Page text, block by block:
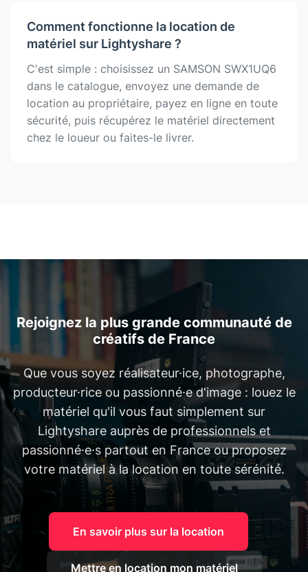
Comment fonctionne la location de
matériel sur Lightyshare ?
C'est simple : choisissez un SAMSON SWX1UQ6
dans le catalogue, envoyez une demande de
location au propriétaire, payez en ligne en toute
sécurité, puis récupérez le matériel directement
chez le loueur ou faites-le livrer.
Rejoignez la plus grande communauté de
créatifs de France
Que vous soyez réalisateur·ice, photographe,
producteur·rice ou passionné·e d'image : louez le
matériel qu'il vous faut simplement sur
Lightyshare auprès de professionnels et
passionné·e·s partout en France ou proposez
votre matériel à la location en toute sérénité.
En savoir plus sur la location
Mettre en location mon matériel